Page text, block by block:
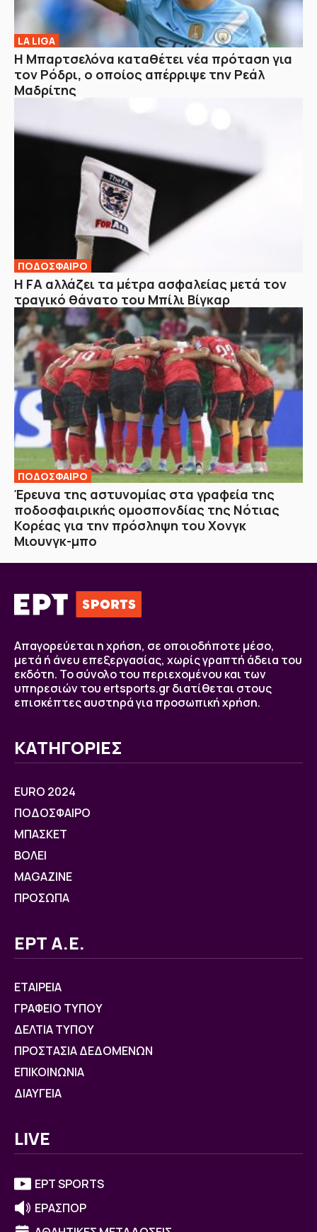
LA LIGA
Η Μπαρτσελόνα καταθέτει νέα πρόταση για
τον Ρόδρι, ο οποίος απέρριψε την Ρεάλ
Μαδρίτης
ΠΟΔΟΣΦΑΙΡΟ
Η FA αλλάζει τα μέτρα ασφαλείας μετά τον
τραγικό θάνατο του Μπίλι Βίγκαρ
ΠΟΔΟΣΦΑΙΡΟ
Έρευνα της αστυνομίας στα γραφεία της
ποδοσφαιρικής ομοσπονδίας της Νότιας
Κορέας για την πρόσληψη του Χονγκ
Μιουνγκ-μπο
Απαγορεύεται η χρήση, σε οποιοδήποτε μέσο,
μετά ή άνευ επεξεργασίας, χωρίς γραπτή άδεια του
εκδότη. Το σύνολο του περιεχομένου και των
υπηρεσιών του ertsports.gr διατίθεται στους
επισκέπτες αυστηρά για προσωπική χρήση.
ΚΑΤΗΓΟΡΙΕΣ
EURO 2024
ΠΟΔΟΣΦΑΙΡΟ
ΜΠΑΣΚΕΤ
ΒOΛΕΙ
MAGAZINE
ΠΡΟΣΩΠΑ
ΕΡΤ Α.Ε.
ΕΤΑΙΡΕΙΑ
ΓΡΑΦΕΙΟ ΤΥΠΟΥ
ΔΕΛΤΙΑ ΤΥΠΟΥ
ΠΡΟΣΤΑΣΙΑ ΔΕΔΟΜΕΝΩΝ
ΕΠΙΚΟΙΝΩΝΙΑ
ΔΙΑΥΓΕΙΑ
LIVE
ΕΡΤ SPORTS
ΕΡΑΣΠΟΡ